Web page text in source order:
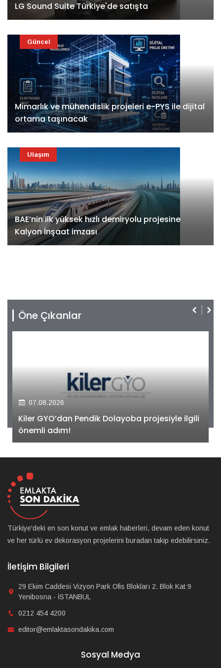
LG Sound Suite Türkiye'de satışta
Mimarlık ve mühendislik projeleri e-PYS ile dijital
ortama taşınacak
Güncel
BAE’nin ilk yüksek hızlı demiryolu projesine
Kalyon İnşaat imzası
Ulaşım
Öne Çıkanlar
07.08.2026
Kiler GYO’dan Pendik Dolayoba projesiyle ilgili
önemli adım!
Türkiye'deki en son konut ve emlak haberleri, devam eden konut
ve her türlü ev dekorasyon projelerini buradan takip edebilirsiniz.
İletişim Bilgileri
29 Ekim Caddesi Vizyon Park Ofis Blokları 2. Blok Kat:9
Yenibosna - İSTANBUL
0212 454 4200
editor@emlaktasondakika.com
Sosyal Medya